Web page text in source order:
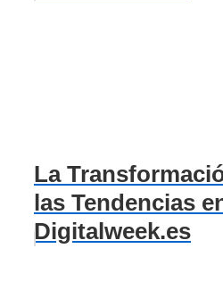
La
las Tendencias
Digitalweek.es